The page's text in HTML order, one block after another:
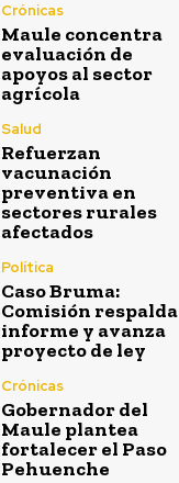
Crónicas
Maule concentra
evaluación de
apoyos al sector
agrícola
Salud
Refuerzan
vacunación
preventiva en
sectores rurales
afectados
Política
Caso Bruma:
Comisión respalda
informe y avanza
proyecto de ley
Crónicas
Gobernador del
Maule plantea
fortalecer el Paso
Pehuenche